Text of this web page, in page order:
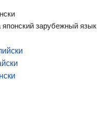
зарубежный язык